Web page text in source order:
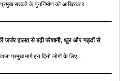
सड़कों के पुनर्निर्माण को आखिरकार...
जर्जर हालत से बढ़ी परेशानी, धूल और गड्ढों से
प्रमुख मार्ग इन दिनों लोगों के लिए...